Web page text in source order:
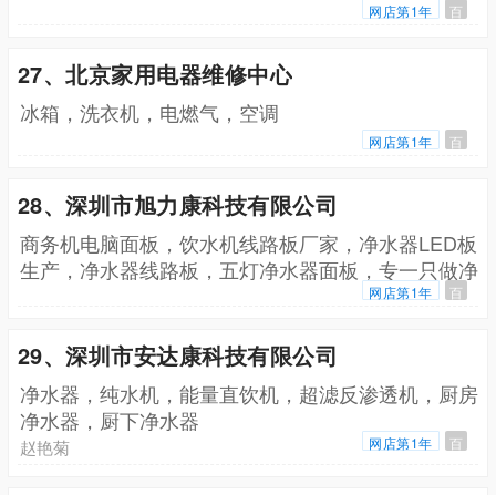
网店第1年 百
27、北京家用电器维修中心
冰箱，洗衣机，电燃气，空调
网店第1年 百
28、深圳市旭力康科技有限公司
商务机电脑面板，饮水机线路板厂家，净水器LED板
生产，净水器线路板，五灯净水器面板，专一只做净
水器LED，LCD电脑，优质净水器电脑面板，触摸型
水器LED
网店第1年 百
29、深圳市安达康科技有限公司
净水器，纯水机，能量直饮机，超滤反渗透机，厨房
净水器，厨下净水器
赵艳菊 网店第1年 百